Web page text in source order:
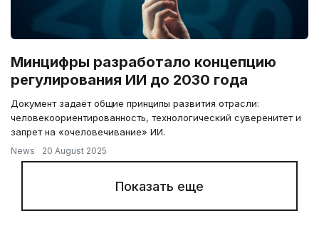
Минцифры разработало концепцию
регулирования ИИ до 2030 года
Документ задаёт общие принципы развития отрасли:
человекоориентированность, технологический суверенитет и
запрет на «очеловечивание» ИИ.
News 20 August 2025
Показать еще